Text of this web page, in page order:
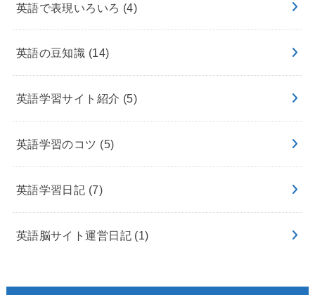
英語で表現いろいろ (4)
英語の豆知識 (14)
英語学習サイト紹介 (5)
英語学習のコツ (5)
英語学習日記 (7)
英語脳サイト運営日記 (1)